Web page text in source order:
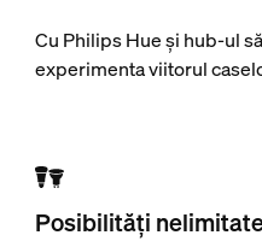
Cu Philips Hue și hub-ul
experimenta viitorul
Posibilități